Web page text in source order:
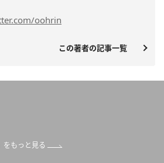
oohrin
この著者の記事一覧
をもっと見る